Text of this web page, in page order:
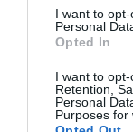
I want to
Personal
Opted In
I want to opt-
Retention,
Personal
Purposes for
σημείο
του βασικού
Δωδεκανήσου
έμφαση στην